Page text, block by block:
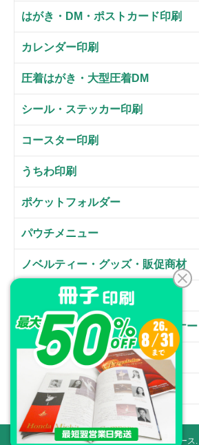
はがき・DM・ポストカード印刷
カレンダー印刷
圧着はがき・大型圧着DM
シール・ステッカー印刷
コースター印刷
うちわ印刷
ポケットフォルダー
パウチメニュー
ノベルティー・グッズ・販促商材
大判パネル・サイン・POP
のぼり・フラッグ・横断幕・バナー
オプション
Copyright ©ネット印刷通販プリントアース.